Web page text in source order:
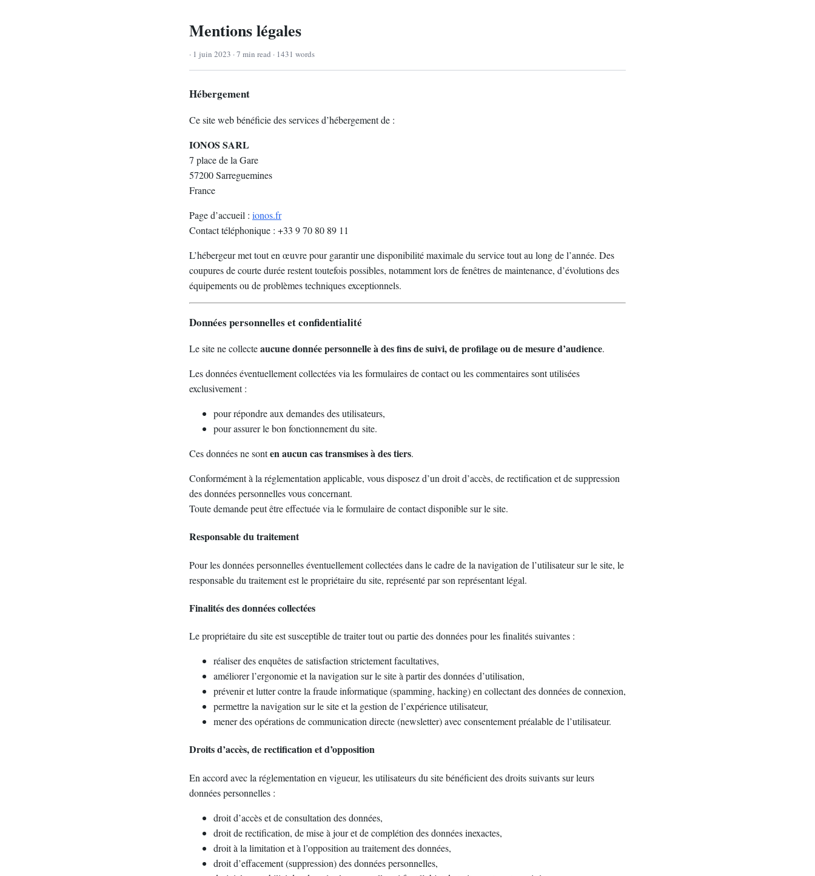
Mentions légales
· 1 juin 2023 · 7 min read · 1431 words
Hébergement
Ce site web bénéficie des services d’hébergement de :
IONOS SARL
7 place de la Gare
57200 Sarreguemines
France
Page d’accueil : ionos.fr
Contact téléphonique : +33 9 70 80 89 11
L’hébergeur met tout en œuvre pour garantir une disponibilité maximale du service tout au long de l’année. Des
coupures de courte durée restent toutefois possibles, notamment lors de fenêtres de maintenance, d’évolutions des
équipements ou de problèmes techniques exceptionnels.
Données personnelles et confidentialité
Le site ne collecteaucune donnée personnelle à des fins de suivi, de profilage ou de mesure d’audience.
Les données éventuellement collectées via les formulaires de contact ou les commentaires sont utilisées
exclusivement :
pour répondre aux demandes des utilisateurs,
pour assurer le bon fonctionnement du site.
Ces données ne sonten aucun cas transmises à des tiers.
Conformément à la réglementation applicable, vous disposez d’un droit d’accès, de rectification et de suppression
des données personnelles vous concernant.
Toute demande peut être effectuée via le formulaire de contact disponible sur le site.
Responsable du traitement
Pour les données personnelles éventuellement collectées dans le cadre de la navigation de l’utilisateur sur le site, le
responsable du traitement est le propriétaire du site, représenté par son représentant légal.
Finalités des données collectées
Le propriétaire du site est susceptible de traiter tout ou partie des données pour les finalités suivantes :
réaliser des enquêtes de satisfaction strictement facultatives,
améliorer l’ergonomie et la navigation sur le site à partir des données d’utilisation,
prévenir et lutter contre la fraude informatique (spamming, hacking) en collectant des données de connexion,
permettre la navigation sur le site et la gestion de l’expérience utilisateur,
mener des opérations de communication directe (newsletter) avec consentement préalable de l’utilisateur.
Droits d’accès, de rectification et d’opposition
En accord avec la réglementation en vigueur, les utilisateurs du site bénéficient des droits suivants sur leurs
données personnelles :
droit d’accès et de consultation des données,
droit de rectification, de mise à jour et de complétion des données inexactes,
droit à la limitation et à l’opposition au traitement des données,
droit d’effacement (suppression) des données personnelles,